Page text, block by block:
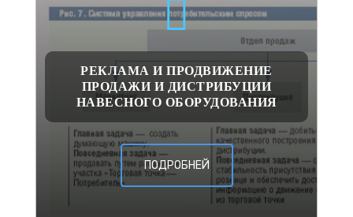
РЕКЛАМА И ПРОДВИЖЕНИЕ
ПРОДАЖИ И ДИСТРИБУЦИИ
НАВЕСНОГО ОБОРУДОВАНИЯ
ПОДРОБНЕЙ